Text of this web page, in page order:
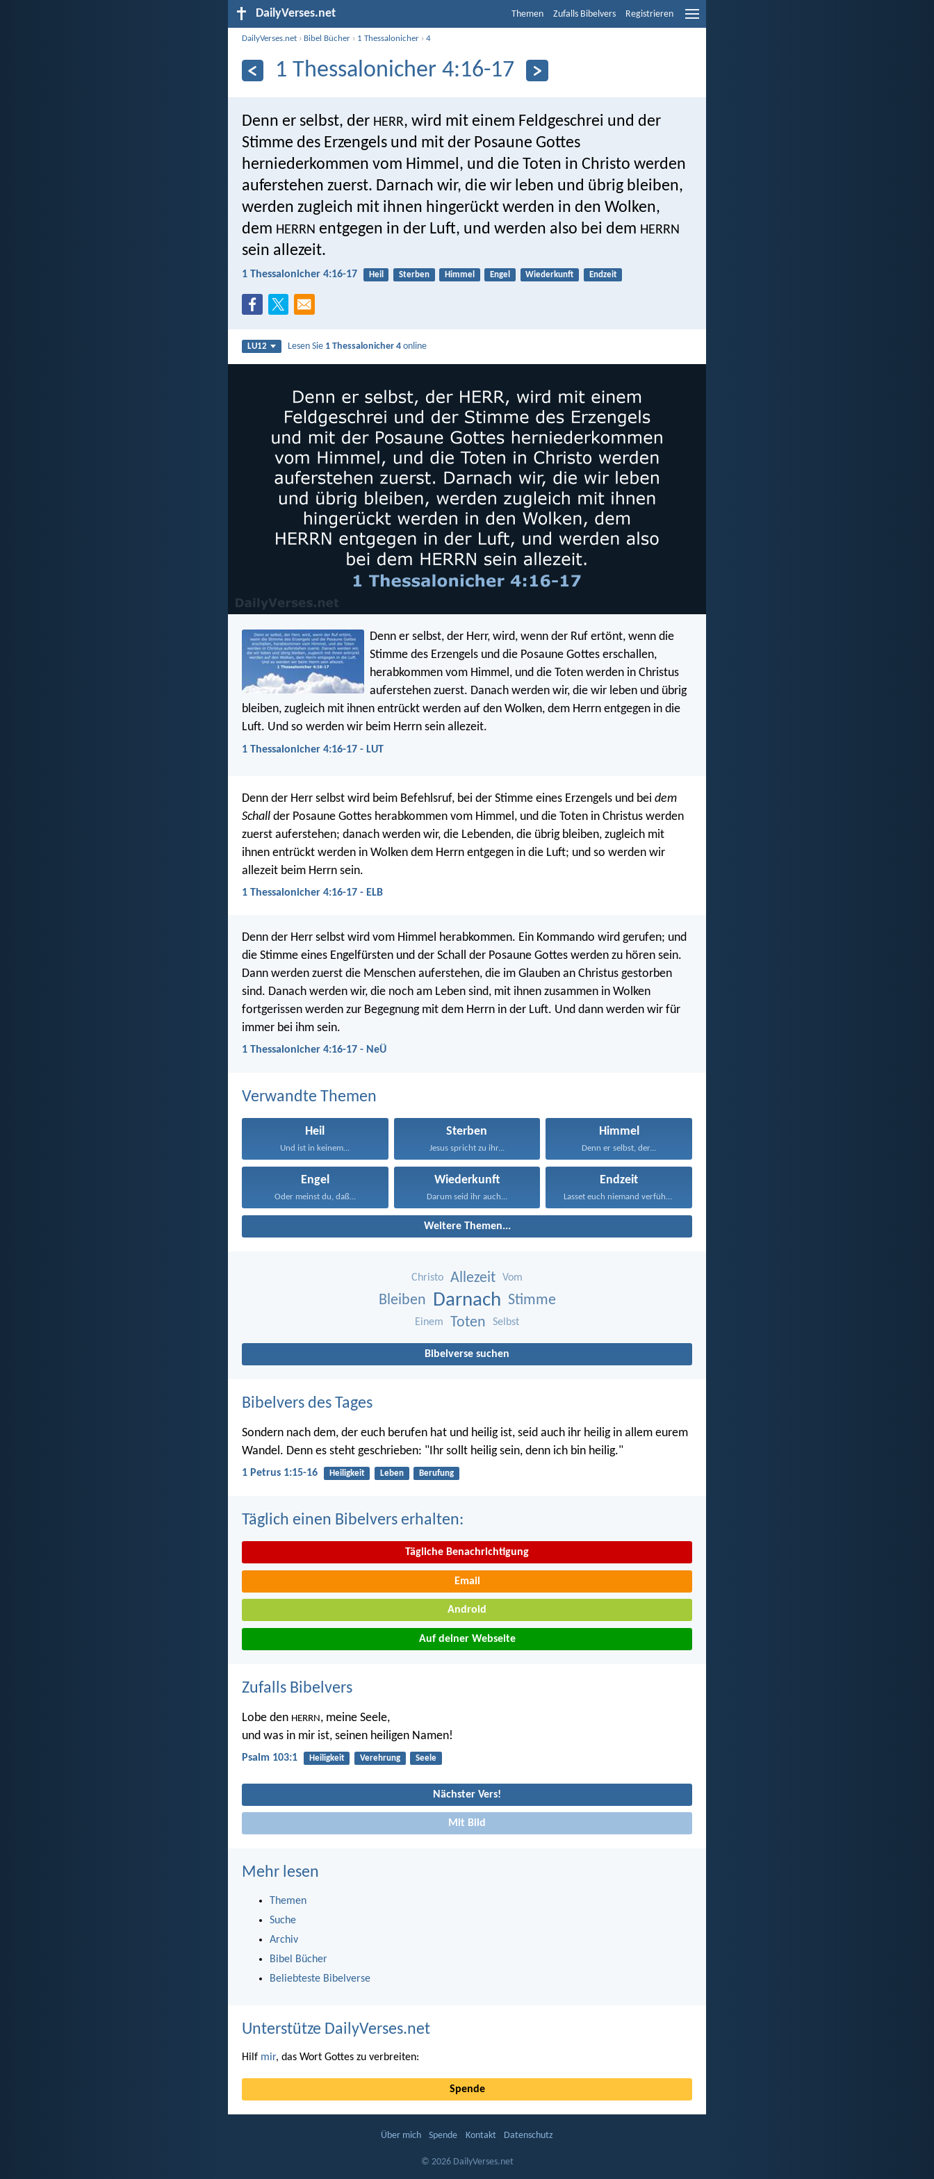
DailyVerses.net Themen Zufalls Bibelvers Registrieren
DailyVerses.net › Bibel Bücher › 1 Thessalonicher ›4
1 Thessalonicher 4:16-17
Denn er selbst, der HERR, wird mit einem Feldgeschrei und der
Stimme des Erzengels und mit der Posaune Gottes
herniederkommen vom Himmel, und die Toten in Christo werden
auferstehen zuerst. Darnach wir, die wir leben und übrig bleiben,
werden zugleich mit ihnen hingerückt werden in den Wolken,
dem HERRN entgegen in der Luft, und werden also bei dem HERRN
sein allezeit.
1 Thessalonicher 4:16-17 Heil Sterben Himmel Engel Wiederkunft Endzeit
LU12 Lesen Sie 1 Thessalonicher 4 online
Denn er selbst, der Herr, wird, wenn der Ruf ertönt, wenn die
Stimme des Erzengels und die Posaune Gottes erschallen,
herabkommen vom Himmel, und die Toten werden in Christus
auferstehen zuerst. Danach werden wir, die wir leben und übrig
bleiben, zugleich mit ihnen entrückt werden auf den Wolken, dem Herrn entgegen in die
Luft. Und so werden wir beim Herrn sein allezeit.
1 Thessalonicher 4:16-17 - LUT
Denn der Herr selbst wird beim Befehlsruf, bei der Stimme eines Erzengels und bei dem
Schall der Posaune Gottes herabkommen vom Himmel, und die Toten in Christus werden
zuerst auferstehen; danach werden wir, die Lebenden, die übrig bleiben, zugleich mit
ihnen entrückt werden in Wolken dem Herrn entgegen in die Luft; und so werden wir
allezeit beim Herrn sein.
1 Thessalonicher 4:16-17 - ELB
Denn der Herr selbst wird vom Himmel herabkommen. Ein Kommando wird gerufen; und
die Stimme eines Engelfürsten und der Schall der Posaune Gottes werden zu hören sein.
Dann werden zuerst die Menschen auferstehen, die im Glauben an Christus gestorben
sind. Danach werden wir, die noch am Leben sind, mit ihnen zusammen in Wolken
fortgerissen werden zur Begegnung mit dem Herrn in der Luft. Und dann werden wir für
immer bei ihm sein.
1 Thessalonicher 4:16-17 - NeÜ
Verwandte Themen
Heil
Und ist in keinem...
Sterben
Jesus spricht zu ihr...
Himmel
Denn er selbst, der...
Engel
Oder meinst du, daß...
Wiederkunft
Darum seid ihr auch...
Endzeit
Lasset euch niemand verführen...
Weitere Themen...
Christo Allezeit Vom
Bleiben Darnach Stimme
Einem Toten Selbst
Bibelverse suchen
Bibelvers des Tages
Sondern nach dem, der euch berufen hat und heilig ist, seid auch ihr heilig in allem eurem
Wandel. Denn es steht geschrieben: "Ihr sollt heilig sein, denn ich bin heilig."
1 Petrus 1:15-16 Heiligkeit Leben Berufung
Täglich einen Bibelvers erhalten:
Tägliche Benachrichtigung
Email
Android
Auf deiner Webseite
Zufalls Bibelvers
Lobe den HERRN, meine Seele,
und was in mir ist, seinen heiligen Namen!
Psalm 103:1 Heiligkeit Verehrung Seele
Nächster Vers!
Mit Bild
Mehr lesen
Themen
Suche
Archiv
Bibel Bücher
Beliebteste Bibelverse
Unterstütze DailyVerses.net
Hilf mir, das Wort Gottes zu verbreiten:
Spende
Über mich Spende Kontakt Datenschutz
© 2026 DailyVerses.net